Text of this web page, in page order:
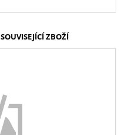
SOUVISEJÍCÍ ZBOŽÍ